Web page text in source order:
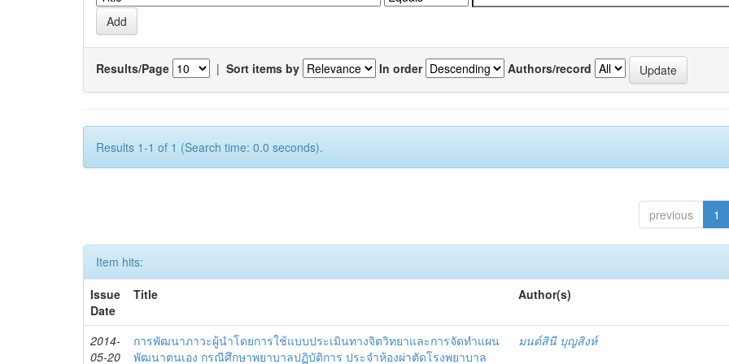
Results/Page | Sort items by In order Authors/record
Results 1-1 of 1 (Search time: 0.0 seconds).
previous 1
Item hits:
Issue
Date
Title Author(s)
2014-
05-20
การพัฒนาภาวะผู้นำโดยการใช้แบบประเมินทางจิตวิทยาและการจัดทำแผน
พัฒนาตนเอง กรณีศึกษาพยาบาลปฏิบัติการ ประจำห้องผ่าตัดโรงพยาบาล
มนต์สินี บุญสิงห์